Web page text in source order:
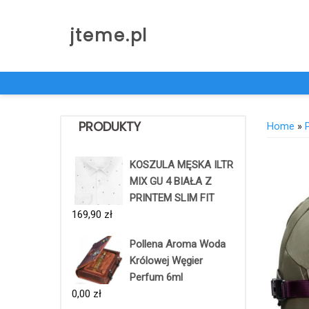
jteme.pl
PRODUKTY
KOSZULA MĘSKA ILTR
MIX GU 4 BIAŁA Z
PRINTEM SLIM FIT
169,90 zł
Pollena Aroma Woda
Królowej Węgier
Perfum 6ml
0,00 zł
Home »